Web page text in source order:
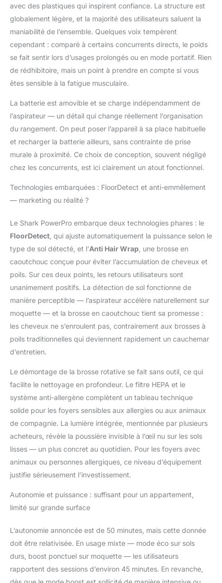
cheveux (par rapport
au rouleau-brosse à
Anti Hair Wrap, éliminez
les poils et cheveux à
mesure que vous
nettoyez.
TECHNOLOGIE
automatiquement les
saletés et augmente la
puissance de
nettoyage. L’appareil
est également doté
d’un système
allergène et d’un écran
LED intelligent.
d’aspiration, manche,
suceur plat de 20 cm,
brosse multi-surfaces
et chargeur.
avec des plastiques qui inspirent confiance. La structure est
globalement légère, et la majorité des utilisateurs saluent la
maniabilité de l’ensemble. Quelques voix tempèrent
cependant : comparé à certains concurrents directs, le poids
se fait sentir lors d’usages prolongés ou en mode portatif. Rien
de rédhibitoire, mais un point à prendre en compte si vous
êtes sensible à la fatigue musculaire.
La batterie est amovible et se charge indépendamment de
l’aspirateur — un détail qui change réellement l’organisation
du rangement. On peut poser l’appareil à sa place habituelle
et recharger la batterie ailleurs, sans contrainte de prise
murale à proximité. Ce choix de conception, souvent négligé
chez les concurrents, est ici clairement un atout fonctionnel.
Technologies embarquées : FloorDetect et anti-emmêlement
— marketing ou réalité ?
Le Shark PowerPro embarque deux technologies phares : le
FloorDetect , qui ajuste automatiquement la puissance selon le
type de sol détecté, et l’Anti Hair Wrap , une brosse en
caoutchouc conçue pour éviter l’accumulation de cheveux et
poils. Sur ces deux points, les retours utilisateurs sont
unanimement positifs. La détection de sol fonctionne de
manière perceptible — l’aspirateur accélère naturellement sur
moquette — et la brosse en caoutchouc tient sa promesse :
les cheveux ne s’enroulent pas, contrairement aux brosses à
poils traditionnelles qui deviennent rapidement un cauchemar
d’entretien.
Le démontage de la brosse rotative se fait sans outil, ce qui
facilite le nettoyage en profondeur. Le filtre HEPA et le
système anti-allergène complètent un tableau technique
solide pour les foyers sensibles aux allergies ou aux animaux
de compagnie. La lumière intégrée, mentionnée par plusieurs
acheteurs, révèle la poussière invisible à l’œil nu sur les sols
lisses — un plus concret au quotidien. Pour les foyers avec
animaux ou personnes allergiques, ce niveau d’équipement
justifie sérieusement l’investissement.
Autonomie et puissance : suffisant pour un appartement,
limité sur grande surface
L’autonomie annoncée est de 50 minutes, mais cette donnée
doit être relativisée. En usage mixte — mode éco sur sols
durs, boost ponctuel sur moquette — les utilisateurs
rapportent des sessions d’environ 45 minutes. En revanche,